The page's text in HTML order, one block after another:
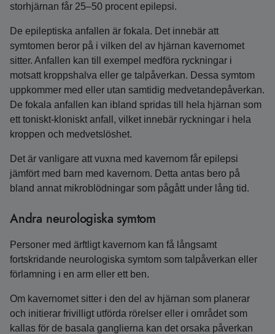
storhjärnan får 25–50 procent epilepsi.
De epileptiska anfallen är fokala. Det innebär att
symtomen beror på i vilken del av hjärnan kavernomet
sitter. Anfallen kan till exempel medföra ryckningar i
motsatt kroppshalva eller ge talpåverkan. Dessa symtom
uppkommer med eller utan samtidig medvetandepåverkan.
De fokala anfallen kan ibland spridas till hela hjärnan som
ett toniskt-kloniskt anfall, vilket innebär ryckningar i hela
kroppen och medvetslöshet.
Det är vanligare att vuxna med kavernom får epilepsi
jämfört med barn med kavernom. Detta antas bero på
bland annat mikroblödningar som pågått under lång tid.
Andra neurologiska symtom
Personer med ärftligt kavernom kan få långsamt
fortskridande neurologiska symtom som talpåverkan eller
förlamning i en arm eller ett ben.
Om kavernomet sitter i den del av hjärnan som planerar
och initierar frivilligt utförda rörelser eller i området som
kallas för de basala ganglierna kan det orsaka påverkan